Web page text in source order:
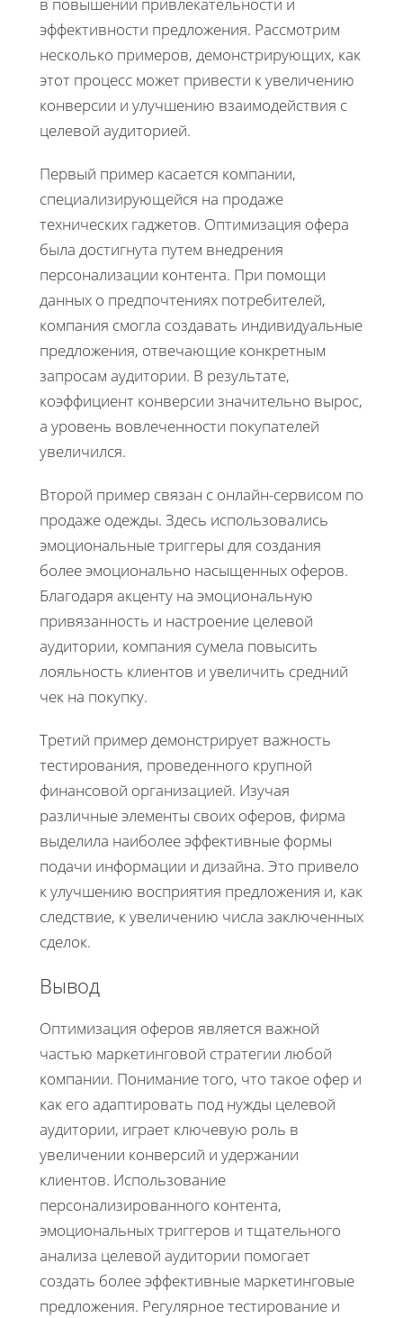
эффективности предложения. Рассмотрим
несколько примеров, демонстрирующих, как
этот процесс может привести к увеличению
конверсии и улучшению взаимодействия с
целевой аудиторией.
Первый пример касается компании,
специализирующейся на продаже
технических гаджетов. Оптимизация офера
была достигнута путем внедрения
персонализации контента. При помощи
данных о предпочтениях потребителей,
компания смогла создавать индивидуальные
предложения, отвечающие конкретным
запросам аудитории. В результате,
коэффициент конверсии значительно вырос,
а уровень вовлеченности покупателей
увеличился.
Второй пример связан с онлайн-сервисом по
продаже одежды. Здесь использовались
эмоциональные триггеры для создания
более эмоционально насыщенных оферов.
Благодаря акценту на эмоциональную
привязанность и настроение целевой
аудитории, компания сумела повысить
лояльность клиентов и увеличить средний
чек на покупку.
Третий пример демонстрирует важность
тестирования, проведенного крупной
финансовой организацией. Изучая
различные элементы своих оферов, фирма
выделила наиболее эффективные формы
подачи информации и дизайна. Это привело
к улучшению восприятия предложения и, как
следствие, к увеличению числа заключенных
сделок.
Вывод
Оптимизация оферов является важной
частью маркетинговой стратегии любой
компании. Понимание того, что такое офер и
как его адаптировать под нужды целевой
аудитории, играет ключевую роль в
увеличении конверсий и удержании
клиентов. Использование
персонализированного контента,
эмоциональных триггеров и тщательного
анализа целевой аудитории помогает
создать более эффективные маркетинговые
предложения. Регулярное тестирование и